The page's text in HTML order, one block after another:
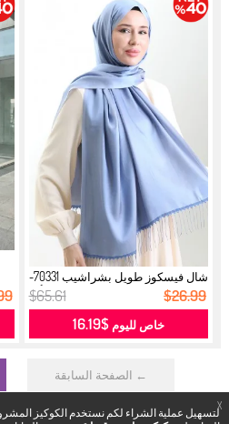
Xلتسهيل عملية الشراء لكم نستخدم الكوكيز
شال فيسكوز طويل بشراشيب 70331-
05 أز...
$65.61 $26.99
خاص لليوم$16.19
← الصفحة السابقة